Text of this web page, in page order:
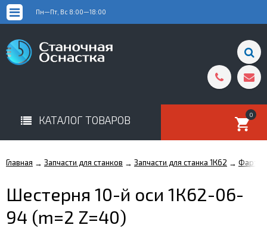
Пн—Пт, Вс 8:00—18:00
КАТАЛОГ ТОВАРОВ 0
Главная → Запчасти для станков → Запчасти для станка 1К62 →
Шестерня 10-й оси 1К62-06-
94 (m=2 Z=40)